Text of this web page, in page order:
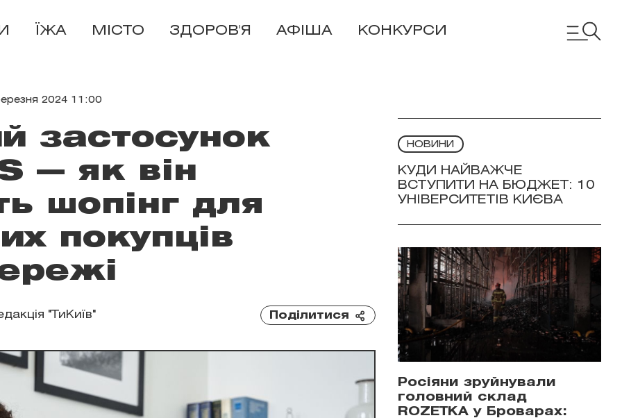
ЇЖА МІСТО ЗДОРОВ'Я АФІША КОНКУРСИ
2024 11:00
застосунок
— як він
шопінг для
покупців
"ТиКиїв" Поділитися
НОВИНИ
КУДИ НАЙВАЖЧЕ
ВСТУПИТИ НА БЮДЖЕТ: 10
УНІВЕРСИТЕТІВ КИЄВА
Росіяни зруйнували
головний склад
ROZETKA у Броварах: